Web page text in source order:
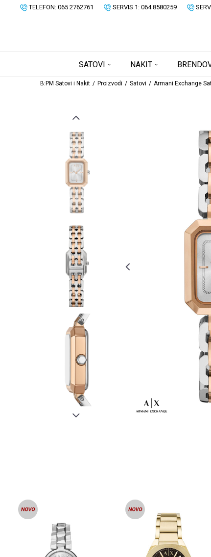
TELEFON: 065 2762761 SERVIS 1: 064 8580259
SATOVI NAKIT
B:PM Satovi i Nakit Proizvodi Satovi Armani Exchange